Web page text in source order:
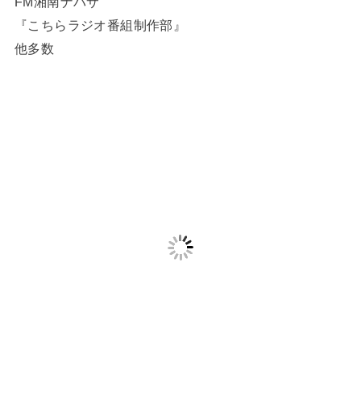
『こちらラジオ番組制作部』
他多数